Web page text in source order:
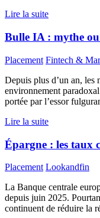
Lire la suite
Bulle IA : mythe
Placement Fintech &
Depuis plus d’un an, les
environnement
portée par l’essor
Lire la suite
Épargne : les taux
Placement Lookandfin
La Banque centrale
depuis juin 2025.
continuent de réduire la